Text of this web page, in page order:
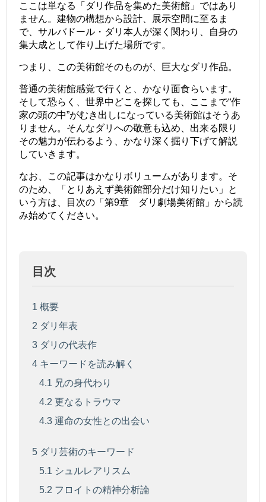
ここは単なる「ダリ作品を集めた美術館」ではあり
ません。建物の構想から設計、展示空間に至るま
で、サルバドール・ダリ本人が深く関わり、自身の
集大成として作り上げた場所です。
つまり、この美術館そのものが、巨大なダリ作品。
普通の美術館感覚で行くと、かなり面食らいます。
そして恐らく、世界中どこを探しても、ここまで“作
家の頭の中”がむき出しになっている美術館はそうあ
りません。そんなダリへの敬意も込め、出来る限り
その魅力が伝わるよう、かなり深く掘り下げて解説
していきます。
なお、この記事はかなりボリュームがあります。そ
のため、「とりあえず美術館部分だけ知りたい」と
いう方は、目次の「第9章 ダリ劇場美術館」から読
み始めてください。
目次
1 概要
2 ダリ年表
3 ダリの代表作
4 キーワードを読み解く
4.1 兄の身代わり
4.2 更なるトラウマ
4.3 運命の女性との出会い
5 ダリ芸術のキーワード
5.1 シュルレアリスム
5.2 フロイトの精神分析論